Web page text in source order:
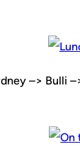
–> Bulli